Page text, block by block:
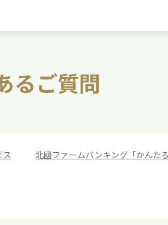
るご質問
ス 北國ファームバンキング「かんた